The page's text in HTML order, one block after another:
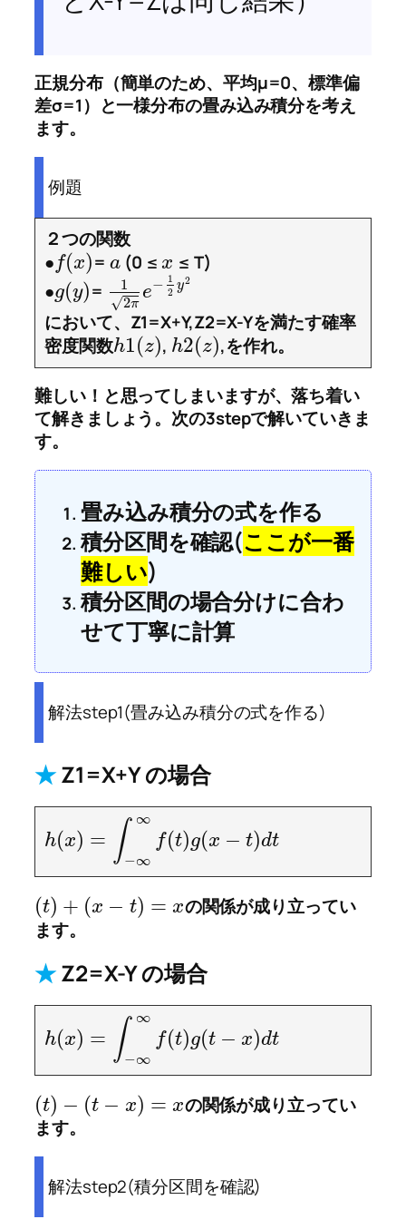
正規分布（簡単のため、平均μ=0、標準偏
差σ=1）と一様分布の畳み込み積分を考え
ます。
例題
２つの関数
● f(x)= a(0 ≤x ≤ T)
●g(y)=
1
2π
√
e− 1
2 y2
において、Z1=X+Y,Z2=X-Yを満たす確率
密度関数h1(z), h2(z),を作れ。
難しい！と思ってしまいますが、落ち着い
て解きましょう。次の3stepで解いていきま
す。
畳み込み積分の式を作る
積分区間を確認(ここが一番
難しい)
積分区間の場合分けに合わ
せて丁寧に計算
解法step1(畳み込み積分の式を作る)
★Z1=X+Y の場合
h(x) = ∫ ∞
−∞
f(t)g(x − t)dt
(t) + (x − t) = xの関係が成り立ってい
ます。
★Z2=X-Y の場合
h(x) = ∫ ∞
−∞
f(t)g(t − x)dt
(t) − (t − x) = xの関係が成り立ってい
ます。
解法step2(積分区間を確認)